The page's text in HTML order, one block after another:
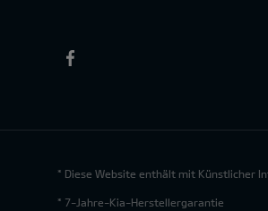
* Diese Website enthält mit Künstlicher
* 7-Jahre-Kia-Herstellergarantie